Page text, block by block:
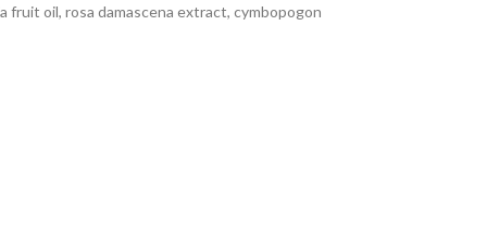
fruit oil, rosa damascena extract, cymbopogon